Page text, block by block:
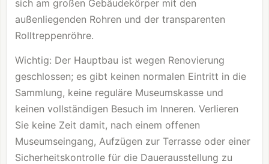
sich am großen Gebäudekörper mit den
außenliegenden Rohren und der transparenten
Rolltreppenröhre.
Wichtig: Der Hauptbau ist wegen Renovierung
geschlossen; es gibt keinen normalen Eintritt in die
Sammlung, keine reguläre Museumskasse und
keinen vollständigen Besuch im Inneren. Verlieren
Sie keine Zeit damit, nach einem offenen
Museumseingang, Aufzügen zur Terrasse oder einer
Sicherheitskontrolle für die Dauerausstellung zu